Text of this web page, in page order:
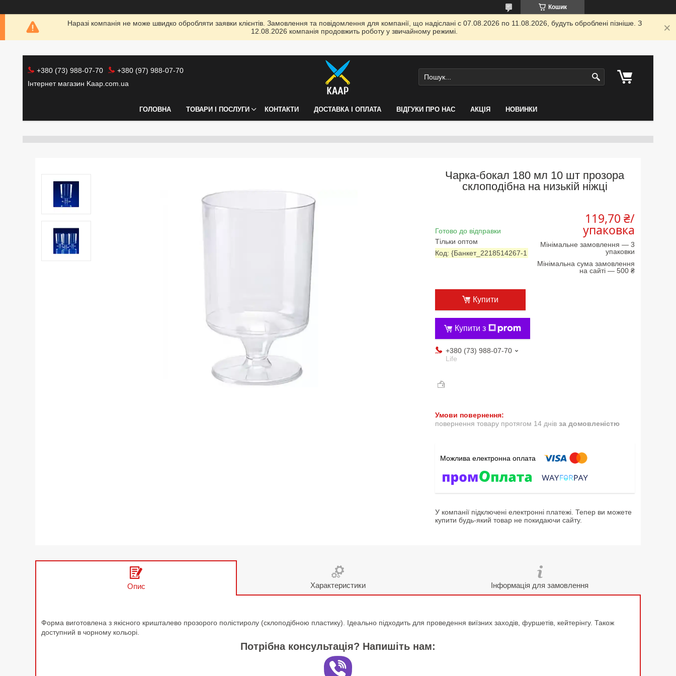
Кошик
Наразі компанія не може швидко обробляти заявки клієнтів. Замовлення та повідомлення для компанії, що надіслані с 07.08.2026 по 11.08.2026, будуть оброблені пізніше. З
12.08.2026 компанія продовжить роботу у звичайному режимі.
+380 (73) 988-07-70
+380 (97) 988-07-70
Інтернет магазин Kaap.com.ua
ГОЛОВНА ТОВАРИ І ПОСЛУГИ КОНТАКТИ ДОСТАВКА І ОПЛАТА ВІДГУКИ ПРО НАС АКЦІЯ НОВИНКИ
Чарка-бокал 180 мл 10 шт прозора
склоподібна на низькій ніжці
Готово до відправки
Тільки оптом
Код: {Банкет_2218514267-1
119,70 ₴/
упаковка
Мінімальне замовлення — 3
упаковки
Мінімальна сума замовлення
на сайті — 500 ₴
Купити
Купити з
+380 (73) 988-07-70
Life
повернення товару протягом 14 днів за домовленістю
У компанії підключені електронні платежі. Тепер ви можете
купити будь-який товар не покидаючи сайту.
Опис Характеристики Інформація для замовлення
Форма виготовлена з якісного кришталево прозорого полістиролу (склоподібною пластику). Ідеально підходить для проведення виїзних заходів, фуршетів, кейтерінгу. Також
доступний в чорному кольорі.
Потрібна консультація? Напишіть нам: